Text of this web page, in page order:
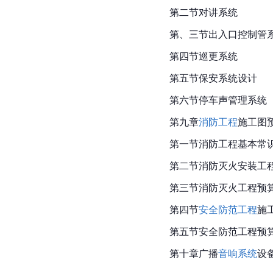
第二节对讲系统
第、三节出入口控制管
第四节巡更系统
第五节保安系统设计
第六节停车声管理系统
第九章消防工程施工图
第一节消防工程基本常
第二节消防灭火安装工
第三节消防灭火工程预
第四节安全防范工程施
第五节安全防范工程预
第十章广播音响系统设